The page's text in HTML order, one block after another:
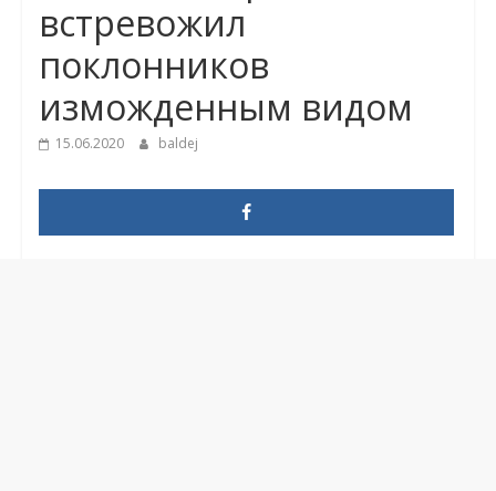
встревожил
поклонников
изможденным видом
15.06.2020 baldej